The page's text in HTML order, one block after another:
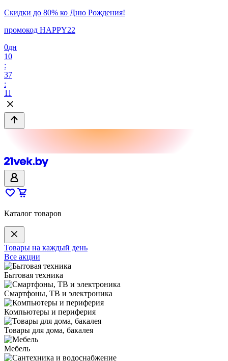
Скидки до 80% ко Дню Рождения!
промокод HAPPY22
0дн
10
:
37
:
11
Каталог товаров
Товары на каждый день
Все акции
Бытовая техника
Смартфоны, ТВ и электроника
Компьютеры и периферия
Товары для дома, бакалея
Мебель